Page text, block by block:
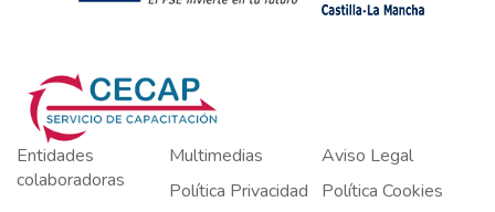
Entidades
colaboradoras
Multimedias
Aviso Legal
Política Privacidad
Política Cookies